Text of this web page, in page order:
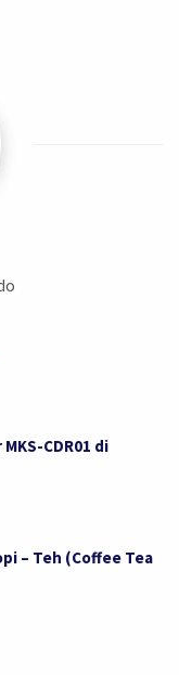
CDR01 di
– Teh (Coffee Tea